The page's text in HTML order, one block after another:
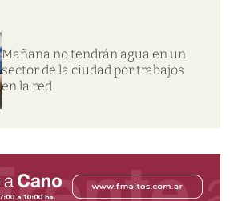
Mañana no tendrán agua en un
sector de la ciudad por trabajos
en la red